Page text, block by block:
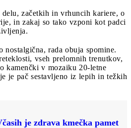
začetkih in vrhuncih kariere, o
in zakaj so tako vzponi kot padci
nostalgična, rada obuja spomine.
vseh prelomnih trenutkov,
kamenčki v mozaiku 20-letne
je pač sestavljeno iz lepih in težkih
je zdrava kmečka pamet